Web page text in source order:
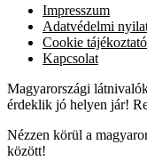
Impresszum
Adatvédelmi
Cookie tájékoztató
Kapcsolat
Magyarországi
érdeklik jó helyen jár!
Nézzen körül a
között!